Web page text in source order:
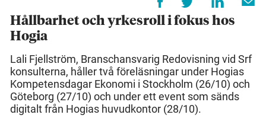
Hållbarhet och yrkesroll i fokus hos
Hogia
Lali Fjellström, Branschansvarig Redovisning vid Srf
konsulterna, håller två föreläsningar under Hogias
Kompetensdagar Ekonomi i Stockholm (26/10) och
Göteborg (27/10) och under ett event som sänds
digitalt från Hogias huvudkontor (28/10).